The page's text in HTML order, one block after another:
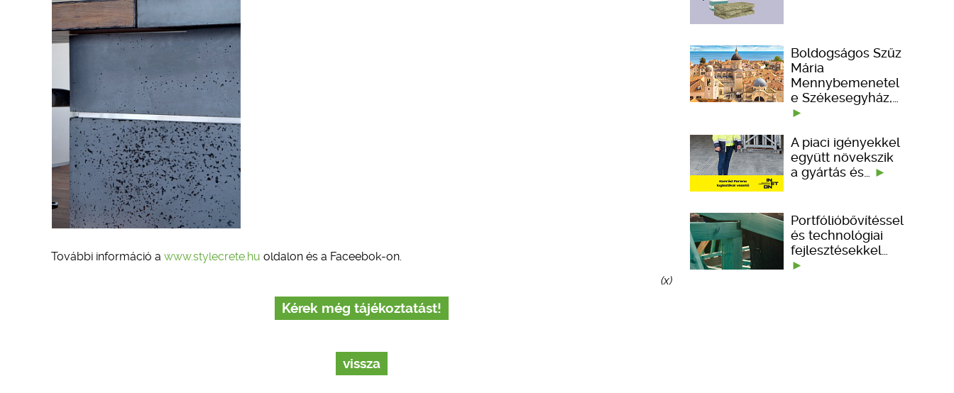
További információ a www.stylecrete.hu oldalon és a Faceebok-on.
(x)
Kérek még tájékoztatást!
vissza
Boldogságos Szűz
Mária
Mennybemenetel
e Székesegyház,…
A piaci igényekkel
együtt növekszik
a gyártás és…
Portfólióbővítéssel
és technológiai
fejlesztésekkel…